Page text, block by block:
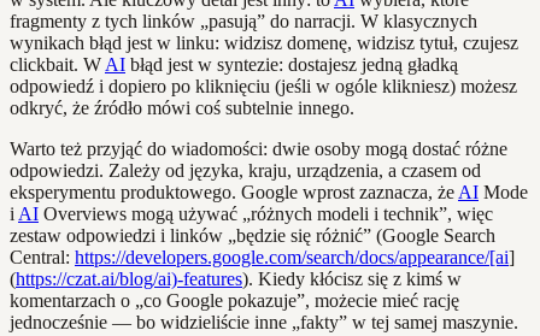
fragmenty z tych linków „pasują” do narracji. W klasycznych
wynikach błąd jest w linku: widzisz domenę, widzisz tytuł, czujesz
clickbait. W AI błąd jest w syntezie: dostajesz jedną gładką
odpowiedź i dopiero po kliknięciu (jeśli w ogóle klikniesz) możesz
odkryć, że źródło mówi coś subtelnie innego.
Warto też przyjąć do wiadomości: dwie osoby mogą dostać różne
odpowiedzi. Zależy od języka, kraju, urządzenia, a czasem od
eksperymentu produktowego. Google wprost zaznacza, że AI Mode
i AI Overviews mogą używać „różnych modeli i technik”, więc
zestaw odpowiedzi i linków „będzie się różnić” (Google Search
Central: https://developers.google.com/search/docs/appearance/[ai]
(https://czat.ai/blog/ai)-features). Kiedy kłócisz się z kimś w
komentarzach o „co Google pokazuje”, możecie mieć rację
jednocześnie — bo widzieliście inne „fakty” w tej samej maszynie.